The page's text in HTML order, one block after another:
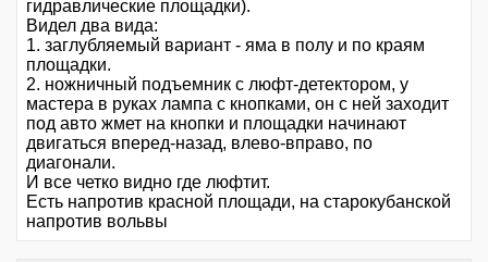
гидравлические площадки).
Видел два вида:
1. заглубляемый вариант - яма в полу и по краям
площадки.
2. ножничный подъемник с люфт-детектором, у
мастера в руках лампа с кнопками, он с ней заходит
под авто жмет на кнопки и площадки начинают
двигаться вперед-назад, влево-вправо, по
диагонали.
И все четко видно где люфтит.
Есть напротив красной площади, на старокубанской
напротив вольвы